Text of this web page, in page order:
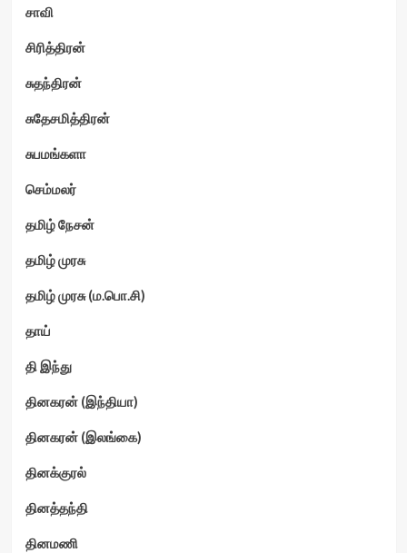
சாவி
சிரித்திரன்
சுதந்திரன்
சுதேசமித்திரன்
சுபமங்களா
செம்மலர்
தமிழ் நேசன்
தமிழ் முரசு
தமிழ் முரசு (ம.பொ.சி)
தாய்
தி இந்து
தினகரன் (இந்தியா)
தினகரன் (இலங்கை)
தினக்குரல்
தினத்தந்தி
தினமணி